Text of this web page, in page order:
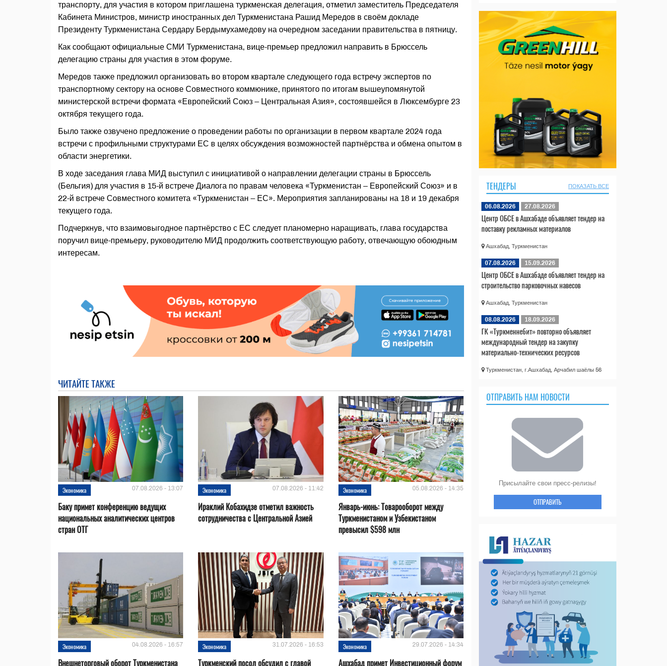
транспорту, для участия в котором приглашена туркменская делегация, отметил заместитель Председателя
Кабинета Министров, министр иностранных дел Туркменистана Рашид Мередов в своём докладе
Президенту Туркменистана Сердару Бердымухамедову на очередном заседании правительства в пятницу.
Как сообщают официальные СМИ Туркменистана, вице-премьер предложил направить в Брюссель
делегацию страны для участия в этом форуме.
Мередов также предложил организовать во втором квартале следующего года встречу экспертов по
транспортному сектору на основе Совместного коммюнике, принятого по итогам вышеупомянутой
министерской встречи формата «Европейский Союз – Центральная Азия», состоявшейся в Люксембурге 23
октября текущего года.
Было также озвучено предложение о проведении работы по организации в первом квартале 2024 года
встречи с профильными структурами ЕС в целях обсуждения возможностей партнёрства и обмена опытом в
области энергетики.
В ходе заседания глава МИД выступил с инициативой о направлении делегации страны в Брюссель
(Бельгия) для участия в 15-й встрече Диалога по правам человека «Туркменистан – Европейский Союз» и в
22-й встрече Совместного комитета «Туркменистан – ЕС». Мероприятия запланированы на 18 и 19 декабря
текущего года.
Подчеркнув, что взаимовыгодное партнёрство с ЕС следует планомерно наращивать, глава государства
поручил вице-премьеру, руководителю МИД продолжить соответствующую работу, отвечающую обоюдным
интересам.
ЧИТАЙТЕ ТАКЖЕ
Экономика 07.08.2026 - 13:07
Баку примет конференцию ведущих
национальных аналитических центров
стран ОТГ
Экономика 07.08.2026 - 11:42
Ираклий Кобахидзе отметил важность
сотрудничества с Центральной Азией
Экономика 05.08.2026 - 14:35
Январь-июнь: Товарооборот между
Туркменистаном и Узбекистаном
превысил $598 млн
Экономика 04.08.2026 - 16:57
Внешнеторговый оборот Туркменистана
Экономика 31.07.2026 - 16:53
Туркменский посол обсудил с главой
Экономика 29.07.2026 - 14:34
Ашхабад примет Инвестиционный форум
ТЕНДЕРЫ ПОКАЗАТЬ ВСЕ
06.08.2026 27.08.2026
Центр ОБСЕ в Ашхабаде объявляет тендер на
поставку рекламных материалов
Ашхабад, Туркменистан
07.08.2026 15.09.2026
Центр ОБСЕ в Ашхабаде объявляет тендер на
строительство парковочных навесов
Ашхабад, Туркменистан
08.08.2026 18.09.2026
ГК «Туркменнебит» повторно объявляет
международный тендер на закупку
материально-технических ресурсов
Туркменистан, г.Ашхабад, Арчабил шаёлы 56
ОТПРАВИТЬ НАМ НОВОСТИ
Присылайте свои пресс-релизы!
ОТПРАВИТЬ